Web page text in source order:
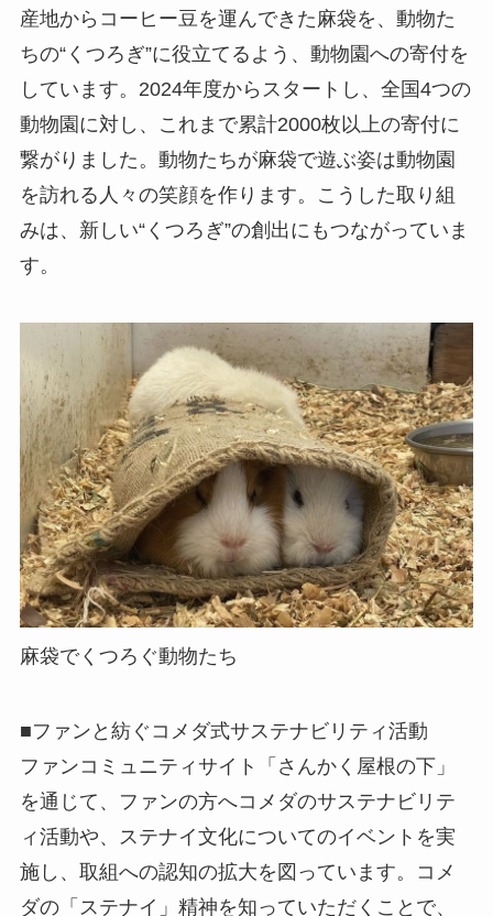
産地からコーヒー豆を運んできた麻袋を、動物た
ちの“くつろぎ”に役立てるよう、動物園への寄付を
しています。2024年度からスタートし、全国4つの
動物園に対し、これまで累計2000枚以上の寄付に
繋がりました。動物たちが麻袋で遊ぶ姿は動物園
を訪れる人々の笑顔を作ります。こうした取り組
みは、新しい“くつろぎ”の創出にもつながっていま
す。
麻袋でくつろぐ動物たち
■ファンと紡ぐコメダ式サステナビリティ活動
ファンコミュニティサイト「さんかく屋根の下」
を通じて、ファンの方へコメダのサステナビリテ
ィ活動や、ステナイ文化についてのイベントを実
施し、取組への認知の拡大を図っています。コメ
ダの「ステナイ」精神を知っていただくことで、